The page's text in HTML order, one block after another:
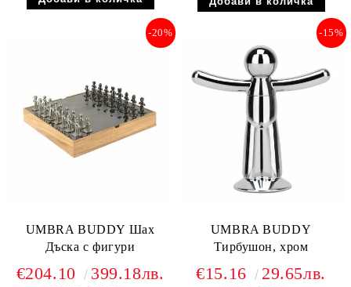
UMBRA BUDDY Шах
Дъска с фигури
-20%
€204.10 399.18лв.
UMBRA BUDDY
Тирбушон, хром
-15%
€15.16 29.65лв.